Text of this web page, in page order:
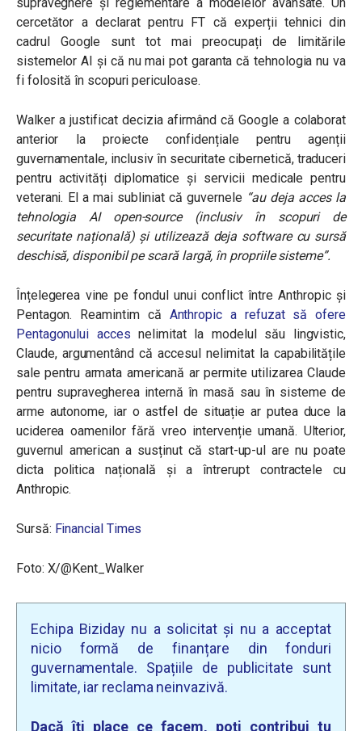
cercetător a declarat pentru FT că experții tehnici din
cadrul Google sunt tot mai preocupați de limitările
sistemelor AI și că nu mai pot garanta că tehnologia nu va
fi folosită în scopuri periculoase.
Walker a justificat decizia afirmând că Google a colaborat
anterior la proiecte confidențiale pentru agenții
guvernamentale, inclusiv în securitate cibernetică, traduceri
pentru activități diplomatice și servicii medicale pentru
veterani. El a mai subliniat că guvernele “au deja acces la
tehnologia AI open-source (inclusiv în scopuri de
securitate națională) și utilizează deja software cu sursă
deschisă, disponibil pe scară largă, în propriile sisteme”.
Înțelegerea vine pe fondul unui conflict între Anthropic și
Pentagon. Reamintim că Anthropic a refuzat să ofere
Pentagonului acces nelimitat la modelul său lingvistic,
Claude, argumentând că accesul nelimitat la capabilitățile
sale pentru armata americană ar permite utilizarea Claude
pentru supravegherea internă în masă sau în sisteme de
arme autonome, iar o astfel de situație ar putea duce la
uciderea oamenilor fără vreo intervenție umană. Ulterior,
guvernul american a susținut că start-up-ul are nu poate
dicta politica națională și a întrerupt contractele cu
Anthropic.
Sursă: Financial Times
Foto: X/@Kent_Walker
Echipa Biziday nu a solicitat și nu a acceptat
nicio formă de finanțare din fonduri
guvernamentale. Spațiile de publicitate sunt
limitate, iar reclama neinvazivă.
Dacă îți place ce facem, poți contribui tu